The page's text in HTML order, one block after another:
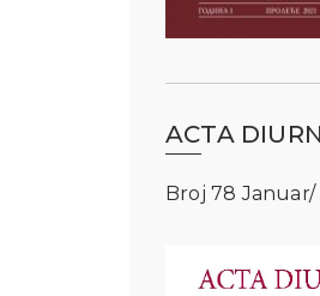
ACTA
Broj 78